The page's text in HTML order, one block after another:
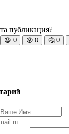
публикация?
😆 0 😡 0 🤔 0